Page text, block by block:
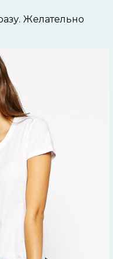
Желательно